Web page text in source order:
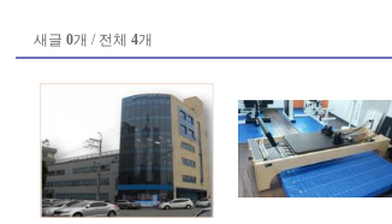
새글 0개 / 전체 4개